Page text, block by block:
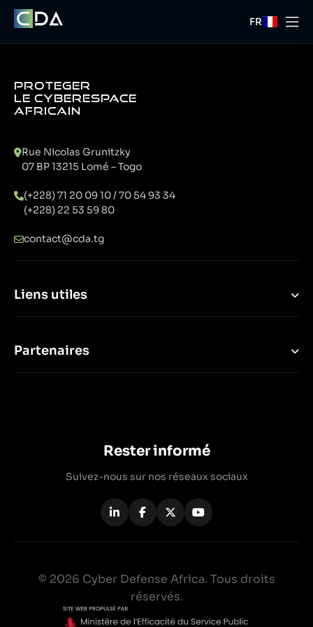
FR
PROTEGER
LE CYBERESPACE
AFRICAIN
Rue Nicolas Grunitzky
07 BP 13215 Lomé – Togo
(+228) 71 20 09 10 / 70 54 93 34
(+228) 22 53 59 80
contact@cda.tg
Liens utiles
Partenaires
Rester informé
Suivez-nous sur nos réseaux sociaux
© 2026 Cyber Defense Africa. Tous droits
réservés.